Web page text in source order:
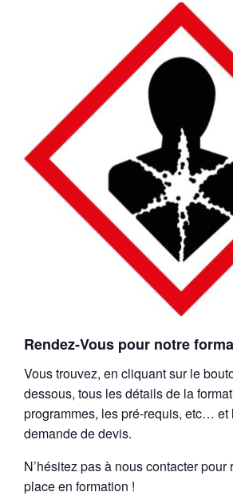
Rendez-Vous pour notre
Vous trouvez, en cliquant sur le
dessous, tous les détails de la
programmes, les pré-requis, etc… et
demande de devis.
N’hésitez pas à nous contacter pour
place en formation !